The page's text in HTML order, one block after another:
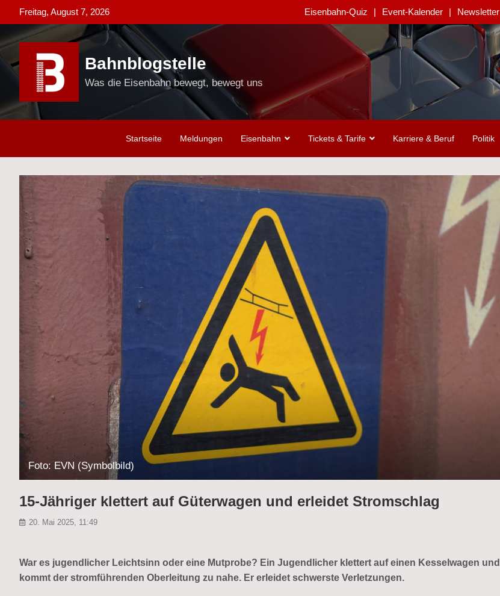
to
content
Freitag, August 7, 2026 Eisenbahn-Quiz Event-Kalender Newsletter
Bahnblogstelle
Was die Eisenbahn bewegt, bewegt uns
Startseite Meldungen Eisenbahn Tickets & Tarife Karriere & Beruf Politik
Foto: EVN (Symbolbild)
15-Jähriger klettert auf Güterwagen und erleidet Stromschlag
20. Mai 2025, 11:49
War es jugendlicher Leichtsinn oder eine Mutprobe? Ein Jugendlicher klettert auf einen Kesselwagen und
kommt der stromführenden Oberleitung zu nahe. Er erleidet schwerste Verletzungen.